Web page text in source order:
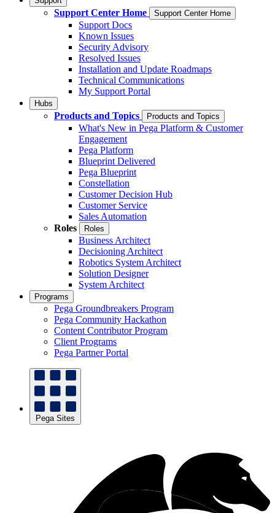
Support Center Home Support Center Home
Support Docs
Known Issues
Security Advisory
Resolved Issues
Installation and Update Roadmaps
Technical Communications
My Support Portal
Hubs
Products and Topics Products and Topics
What's New in Pega Platform & Customer
Engagement
Pega Platform
Blueprint Delivered
Pega Blueprint
Constellation
Customer Decision Hub
Customer Service
Sales Automation
Roles
Roles
Business Architect
Decisioning Architect
Robotics System Architect
Solution Designer
System Architect
Programs
Pega Groundbreakers Program
Pega Community Hackathon
Content Contributor Program
Client Programs
Pega Partner Portal
Pega Sites